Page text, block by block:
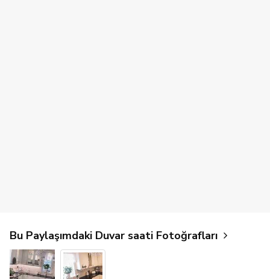
Bu Paylaşımdaki Duvar saati Fotoğrafları